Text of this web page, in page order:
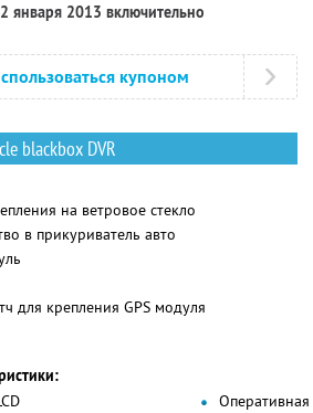
января 2013 включительно
купоном
blackbox DVR
на ветровое стекло
в прикуриватель авто
для крепления GPS модуля